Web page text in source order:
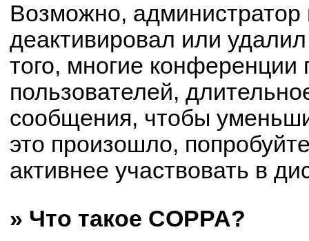
Возможно, администратор
деактивировал или
того, многие конференции
пользователей,
сообщения, чтобы
это произошло,
активнее участвовать в
» Что такое COPPA?